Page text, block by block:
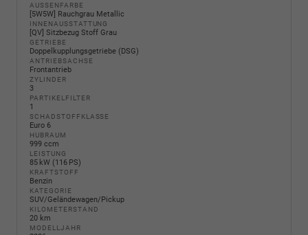
AUSSENFARBE
[5W5W] Rauchgrau Metallic
INNENAUSSTATTUNG
[QV] Sitzbezug Stoff Grau
GETRIEBE
Doppelkupplungsgetriebe (DSG)
ANTRIEBSACHSE
Frontantrieb
ZYLINDER
3
PARTIKELFILTER
1
SCHADSTOFFKLASSE
Euro 6
HUBRAUM
999 ccm
LEISTUNG
85 kW (116 PS)
KRAFTSTOFF
Benzin
KATEGORIE
SUV/Geländewagen/Pickup
KILOMETERSTAND
20 km
MODELLJAHR